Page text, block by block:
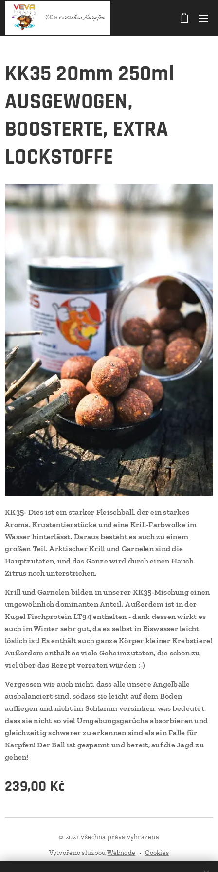
Wir verstehen Karpfen
KK35 20mm 250ml
AUSGEWOGEN,
BOOSTERTE, EXTRA
LOCKSTOFFE
KK35- Dies ist ein starker Fleischball, der ein starkes
Aroma, Krustentierstücke und eine Krill-Farbwolke im
Wasser hinterlässt. Daraus besteht es auch zu einem
großen Teil. Arktischer Krill und Garnelen sind die
Hauptzutaten, und das Ganze wird durch einen Hauch
Zitrus noch unterstrichen.
Krill und Garnelen bilden in unserer KK35-Mischung einen
ungewöhnlich dominanten Anteil. Außerdem ist in der
Kugel Fischprotein LT94 enthalten - dank dessen wirkt es
auch im Winter sehr gut, da es selbst in Eiswasser leicht
löslich ist! Es enthält auch ganze Körper kleiner Krebstiere!
Außerdem enthält es viele Geheimzutaten, die schon zu
viel über das Rezept verraten würden :-)
Vergessen wir auch nicht, dass alle unsere Angelbälle
ausbalanciert sind, sodass sie leicht auf dem Boden
aufliegen und nicht im Schlamm versinken, was bedeutet,
dass sie nicht so viel Umgebungsgerüche absorbieren und
gleichzeitig schwerer zu erkennen sind als ein Falle für
Karpfen! Der Ball ist gespannt und bereit, auf die Jagd zu
gehen!
239,00 Kč
© 2021 Všechna práva vyhrazena
Vytvořeno službouWebnode Cookies